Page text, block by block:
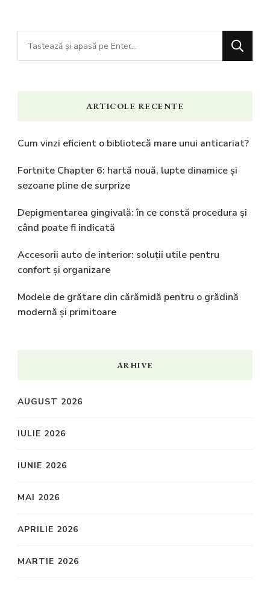
Cauți
ceva?
ARTICOLE RECENTE
Cum vinzi eficient o bibliotecă mare unui anticariat?
Fortnite Chapter 6: hartă nouă, lupte dinamice și
sezoane pline de surprize
Depigmentarea gingivală: în ce constă procedura și
când poate fi indicată
Accesorii auto de interior: soluții utile pentru
confort și organizare
Modele de grătare din cărămidă pentru o grădină
modernă și primitoare
ARHIVE
AUGUST 2026
IULIE 2026
IUNIE 2026
MAI 2026
APRILIE 2026
MARTIE 2026